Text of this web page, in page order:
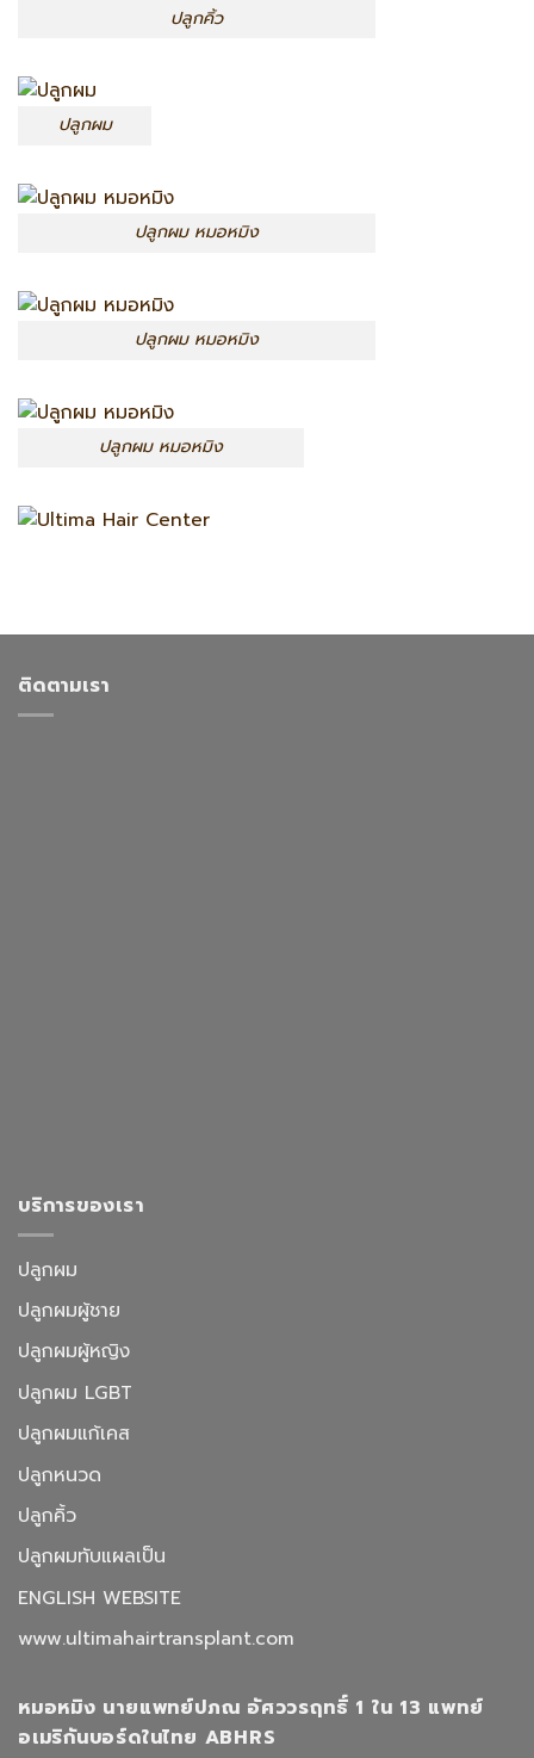
ปลูกคิ้ว
ปลูกผม
ปลูกผม หมอหมิง
ปลูกผม หมอหมิง
ปลูกผม หมอหมิง
ติดตามเรา
บริการของเรา
ปลูกผม
ปลูกผมผู้ชาย
ปลูกผมผู้หญิง
ปลูกผม LGBT
ปลูกผมแก้เคส
ปลูกหนวด
ปลูกคิ้ว
ปลูกผมทับแผลเป็น
ENGLISH WEBSITE
www.ultimahairtransplant.com
หมอหมิง นายแพทย์ปภณ อัศววรฤทธิ์ 1 ใน 13 แพทย์
อเมริกันบอร์ดในไทย ABHRS